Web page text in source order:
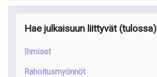
Hae julkaisuun liittyvät(tulossa)
Ihmiset
Rahoitusmyönnöt